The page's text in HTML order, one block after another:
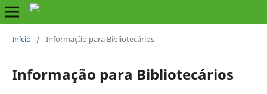
Início / Informação para Bibliotecários
Informação para Bibliotecários